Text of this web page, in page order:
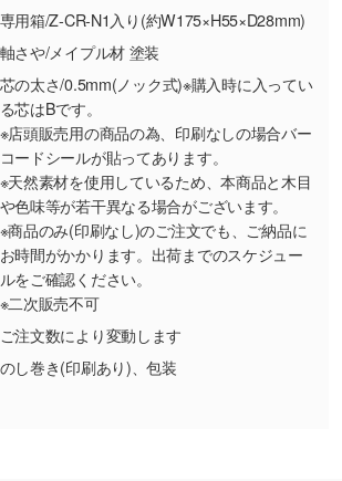
のデータや、使いたいキャラク
がはっきりしているデータは切
可能です。→詳しく見る
データの背景が足りない／塗り足
分からない
ータが印刷範囲よりも小さい場
な色・柄の背景であれば拡張が可
詳しく見る
QRコードを入れたい／QRコード
しい
ただければ、QRコードを生成
置のご相談にも応じています。
専用箱/Z-CR-N1入り(約W175×H55×D28mm)
軸さや/メイプル材 塗装
芯の太さ/0.5mm(ノック式)※購入時に入ってい
る芯はBです。
※店頭販売用の商品の為、印刷なしの場合バー
コードシールが貼ってあります。
※天然素材を使用しているため、本商品と木目
や色味等が若干異なる場合がございます。
※商品のみ(印刷なし)のご注文でも、ご納品に
お時間がかかります。出荷までのスケジュー
ルをご確認ください。
※二次販売不可
ご注文数により変動します
のし巻き(印刷あり)、包装